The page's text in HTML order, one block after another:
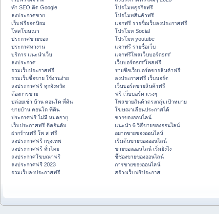
ทำ SEO ติด Google
ลงประกาศขาย
เว็บฟรียอดนิยม
โพสโฆษณา
ประกาศขายของ
ประกาศหางาน
บริการ แนะนำเว็บ
ลงประกาศ
รวมเว็บประกาศฟรี
รวมเว็บซื้อขาย ใช้งานง่าย
ลงประกาศฟรี ทุกจังหวัด
ต้องการขาย
ปล่อยเช่า บ้าน คอนโด ที่ดิน
ขายบ้าน คอนโด ที่ดิน
ประกาศฟรี ไม่มี หมดอายุ
เว็บประกาศฟรี ติดอันดับ
ฝากร้านฟรี โพ ส ฟรี
ลงประกาศฟรี กรุงเทพ
ลงประกาศฟรี ทั่วไทย
ลงประกาศโฆษณาฟรี
ลงประกาศฟรี 2023
รวมเว็บลงประกาศฟรี
โปรโมทธุรกิจฟรี
โปรโมทสินค้าฟรี
แจกฟรี รายชื่อเว็บลงประกาศฟรี
โปรโมท Social
โปรโมท youtube
แจกฟรี รายชื่อเว็บ
แจกฟรีโพสเว็บบอร์ดsmf
เว็บบอร์ดsmfโพสฟรี
รายชื่อเว็บบอร์ดขายสินค้าฟรี
ลงประกาศฟรี เว็บบอร์ด
เว็บบอร์ดขายสินค้าฟรี
ฟรี เว็บบอร์ด แรงๆ
โพสขายสินค้าตรงกลุ่มเป้าหมาย
โฆษณาเลื่อนประกาศได้
ขายของออนไลน์
แนะนำ 6 วิธีขายของออนไลน์
อยากขายของออนไลน์
เริ่มต้นขายของออนไลน์
ขายของออนไลน์ เริ่มยังไง
ชี้ช่องขายของออนไลน์
การขายของออนไลน์
สร้างเว็บฟรีประกาศ